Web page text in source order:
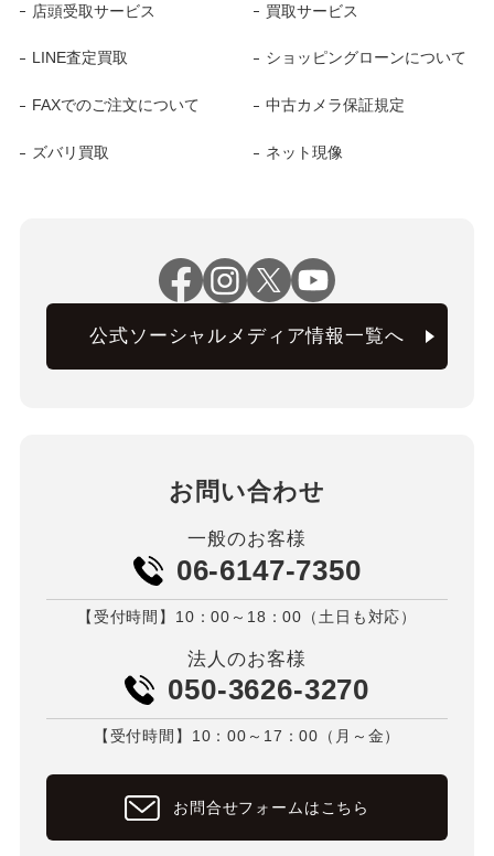
店頭受取サービス 買取サービス
LINE査定買取 ショッピングローンについて
FAXでのご注文について 中古カメラ保証規定
ズバリ買取 ネット現像
公式ソーシャルメディア情報一覧へ
お問い合わせ
一般のお客様
06-6147-7350
【受付時間】10：00～18：00（土日も対応）
法人のお客様
050-3626-3270
【受付時間】10：00～17：00（月～金）
お問合せフォームはこちら